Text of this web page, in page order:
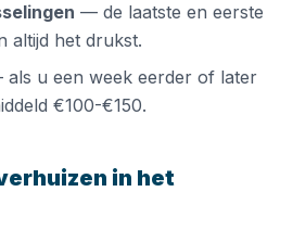
— de laatste en eerste
altijd het drukst.
u een week eerder of later
€100-€150.
in het